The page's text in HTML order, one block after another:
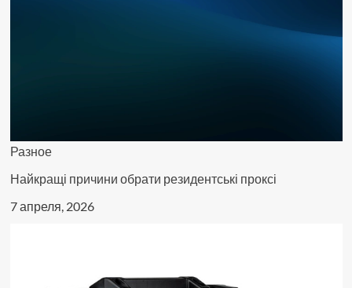
Разное
Найкращі причини обрати резидентські проксі
7 апреля, 2026